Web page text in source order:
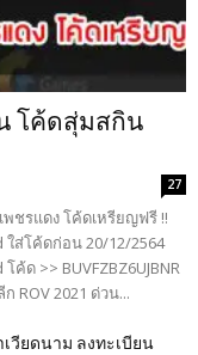
โค้ดสุ่มสกิน
27
ชรแดง โค้ดเหรียญฟรี !!
ใส่โค้ดก่อน 20/12/2564
ด >> BUVFZBZ6UJBNR
ROV 2021 ด่วน...
วียดนาม ลงทะเบียน